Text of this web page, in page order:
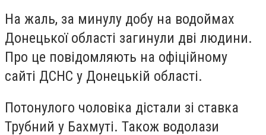
На жаль, за минулу добу на водоймах
Донецької області загинули дві людини.
Про це повідомляють на офіційному
сайті ДСНС у Донецькій області.
Потонулого чоловіка дістали зі ставка
Трубний у Бахмуті. Також водолази